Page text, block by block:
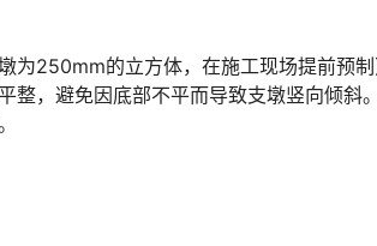
为250mm的立方体，在施工现场提前预制
整，避免因底部不平而导致支墩竖向倾斜